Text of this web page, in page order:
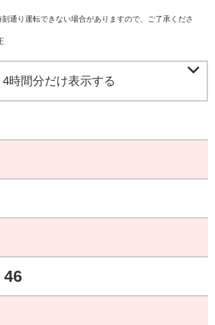
通り運転できない場合がありますので、ご了承くださ
4時間分だけ表示する 
46